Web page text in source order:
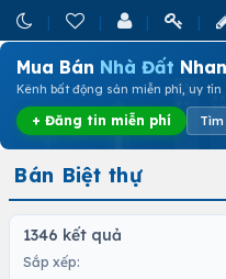
Mua Bán Nhà Đất
Kênh bất động sản miễn phí, uy tín
+ Đăng tin miễn phí Tìm
Bán Biệt thự
1346 kết quả
Sắp xếp: